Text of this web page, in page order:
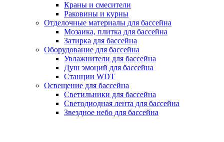
Краны и смесители
Раковины и курны
Отделочные материалы для бассейна
Мозаика, плитка для бассейна
Затирка для бассейна
Оборудование для бассейна
Увлажнители для бассейна
Душ эмоций для бассейна
Станции WDT
Освещение для бассейна
Светильники для бассейна
Светодиодная лента для бассейна
Звездное небо для бассейна